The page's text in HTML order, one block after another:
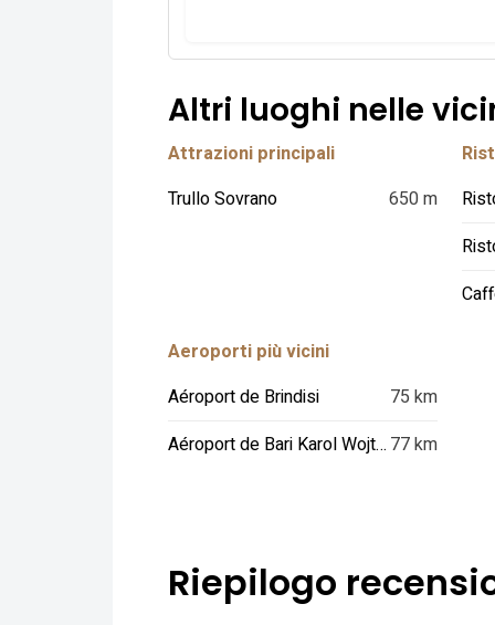
Altri luoghi nelle
Attrazioni principali
Trullo Sovrano
650 m
Aeroporti più vicini
Aéroport de Brindisi
75 km
Aéroport de Bari Karol Wojtyla 77 km
Riepilogo